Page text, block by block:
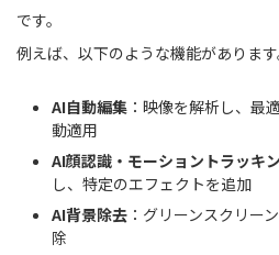
です。
例えば、以下のような機能があります
AI自動編集 ：映像を解析し、最
動適用
AI顔認識・モーショントラッキ
し、特定のエフェクトを追加
AI背景除去 ：グリーンスクリー
除